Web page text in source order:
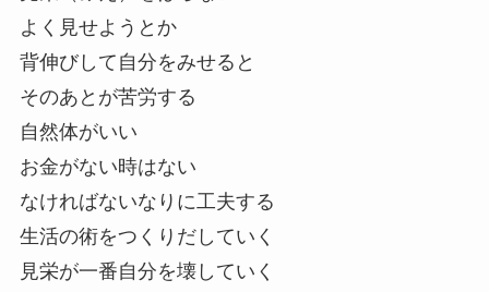
よく見せようとか
背伸びして自分をみせると
そのあとが苦労する
自然体がいい
お金がない時はない
なければないなりに工夫する
生活の術をつくりだしていく
見栄が一番自分を壊していく